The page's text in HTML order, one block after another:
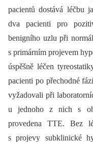
pacientů dostává léčbu
dva pacienti pro
benigního uzlu při
s primárním projevem
úspěšně léčen
pacienti po přechodné
vyžadovali při
u jednoho z nich s
provedena TTE. Bez
s projevy subklinické